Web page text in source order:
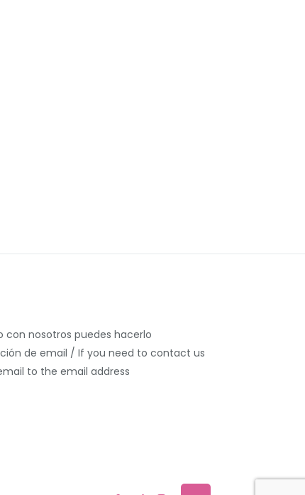
nosotros puedes hacerlo
de email / If you need to contact us
to the email address